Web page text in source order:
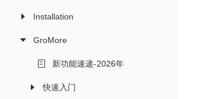
Installation
GroMore
新功能速递-2026年
快速入门